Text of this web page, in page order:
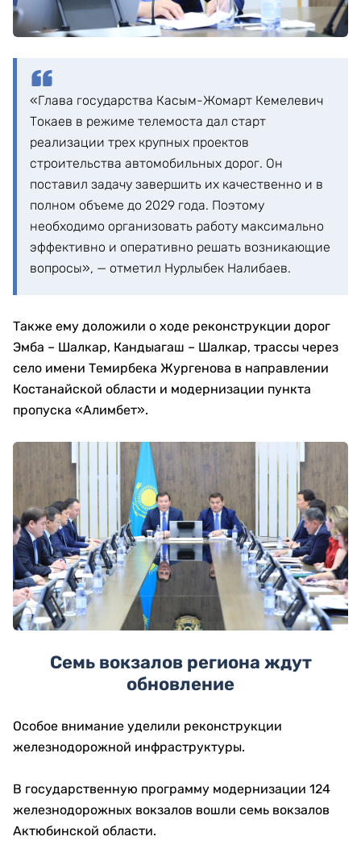
«Глава государства Касым-Жомарт Кемелевич
Токаев в режиме телемоста дал старт
реализации трех крупных проектов
строительства автомобильных дорог. Он
поставил задачу завершить их качественно и в
полном объеме до 2029 года. Поэтому
необходимо организовать работу максимально
эффективно и оперативно решать возникающие
вопросы», — отметил Нурлыбек Налибаев.
Также ему доложили о ходе реконструкции дорог
Эмба – Шалкар, Кандыагаш – Шалкар, трассы через
село имени Темирбека Жургенова в направлении
Костанайской области и модернизации пункта
пропуска «Алимбет».
Семь вокзалов региона ждут
обновление
Особое внимание уделили реконструкции
железнодорожной инфраструктуры.
В государственную программу модернизации 124
железнодорожных вокзалов вошли семь вокзалов
Актюбинской области.